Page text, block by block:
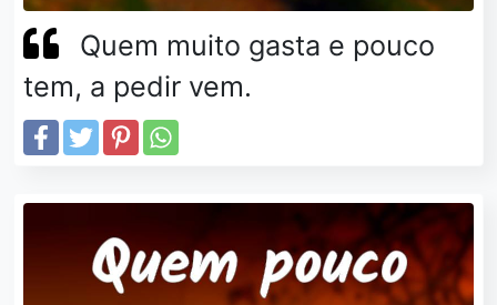
Quem muito gasta e pouco
tem, a pedir vem.